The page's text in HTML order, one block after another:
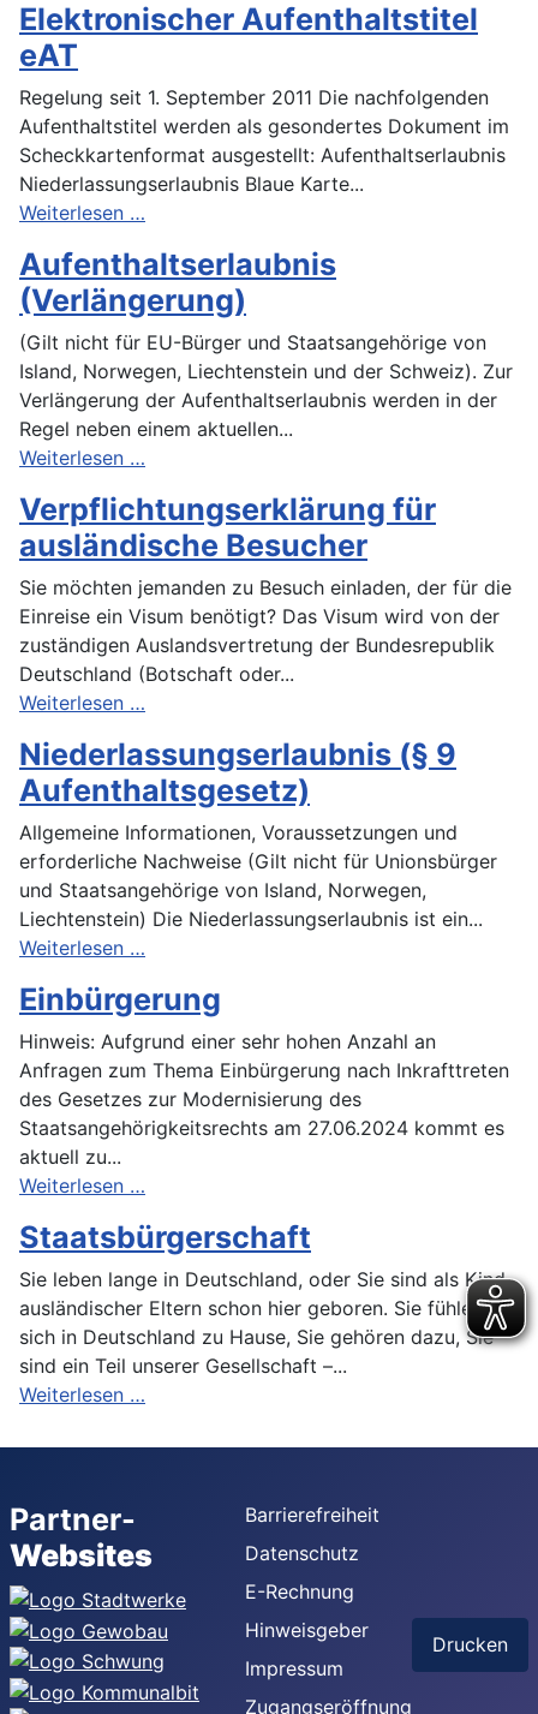
Elektronischer Aufenthaltstitel
eAT
Regelung seit 1. September 2011 Die nachfolgenden
Aufenthaltstitel werden als gesondertes Dokument im
Scheckkartenformat ausgestellt: Aufenthaltserlaubnis
Niederlassungserlaubnis Blaue Karte...
Weiterlesen …
Aufenthaltserlaubnis
(Verlängerung)
(Gilt nicht für EU-Bürger und Staatsangehörige von
Island, Norwegen, Liechtenstein und der Schweiz). Zur
Verlängerung der Aufenthaltserlaubnis werden in der
Regel neben einem aktuellen...
Weiterlesen …
Verpflichtungserklärung für
ausländische Besucher
Sie möchten jemanden zu Besuch einladen, der für die
Einreise ein Visum benötigt? Das Visum wird von der
zuständigen Auslandsvertretung der Bundesrepublik
Deutschland (Botschaft oder...
Weiterlesen …
Niederlassungserlaubnis (§ 9
Aufenthaltsgesetz)
Allgemeine Informationen, Voraussetzungen und
erforderliche Nachweise (Gilt nicht für Unionsbürger
und Staatsangehörige von Island, Norwegen,
Liechtenstein) Die Niederlassungserlaubnis ist ein...
Weiterlesen …
Einbürgerung
Hinweis: Aufgrund einer sehr hohen Anzahl an
Anfragen zum Thema Einbürgerung nach Inkrafttreten
des Gesetzes zur Modernisierung des
Staatsangehörigkeitsrechts am 27.06.2024 kommt es
aktuell zu...
Weiterlesen …
Staatsbürgerschaft
Sie leben lange in Deutschland, oder Sie sind als Kind
ausländischer Eltern schon hier geboren. Sie fühlen
sich in Deutschland zu Hause, Sie gehören dazu, Sie
sind ein Teil unserer Gesellschaft –...
Weiterlesen …
Partner-
Websites
Barrierefreiheit
Datenschutz
E-Rechnung
Hinweisgeber
Impressum
Zugangseröffnung
Drucken